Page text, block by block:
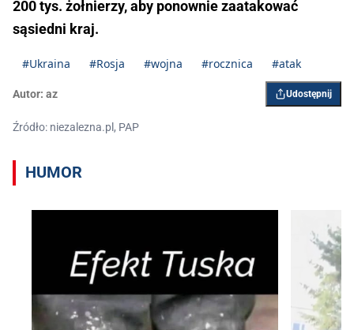
200 tys. żołnierzy, aby ponownie zaatakować
sąsiedni kraj.
#Ukraina #Rosja #wojna #rocznica #atak
Autor: az Udostępnij
Źródło: niezalezna.pl, PAP
HUMOR